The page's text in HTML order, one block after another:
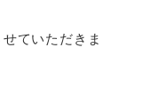
ていただきま